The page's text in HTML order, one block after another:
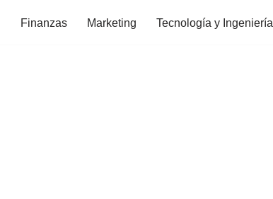
Finanzas Marketing Tecnología y Ingeniería